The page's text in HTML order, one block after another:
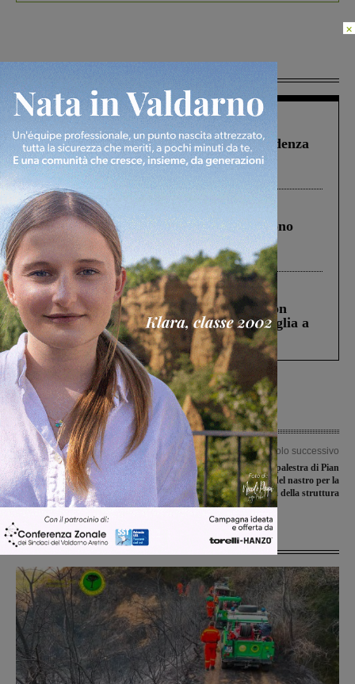
Figline Incisa Valdarno 1 Agosto 2026
Piscina di Figline finanziata oltre la scadenza
Pnrr, il gruppo di Fratelli d’Italia: “Un
ringraziamento al Governo”
Cronaca 4 Agosto 2026
Un anno fa la strage in A1 in cui morirono
Gianni, Giulia e Franco. Lo schianto, il
processo, lo stop ai sorpassi fra tir....
Cronaca 3 Agosto 2026
Scomparso da una struttura di Castiglion
Fiorentino l’uomo che aveva ucciso la figlia a
Levane nel 2020
Articolo precedente
Scontri diretto per il Terranuova, con
il Flaminia sono in ballo punti pesanti
per la salvezza
Articolo successivo
Terminati i lavori alla palestra di Pian
di Scò: taglio del nastro per la
riapertura della struttura
Ultime Notizie
×